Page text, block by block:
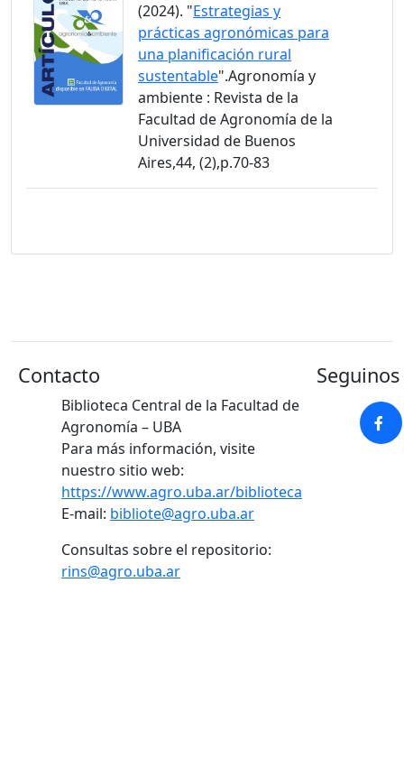
(2024). "Estrategias y
prácticas agronómicas para
una planificación rural
sustentable".Agronomía y
ambiente : Revista de la
Facultad de Agronomía de la
Universidad de Buenos
Aires,44, (2),p.70-83
Contacto
Biblioteca Central de la Facultad de
Agronomía – UBA
Para más información, visite
nuestro sitio web:
https://www.agro.uba.ar/biblioteca
E-mail: bibliote@agro.uba.ar
Consultas sobre el repositorio:
rins@agro.uba.ar